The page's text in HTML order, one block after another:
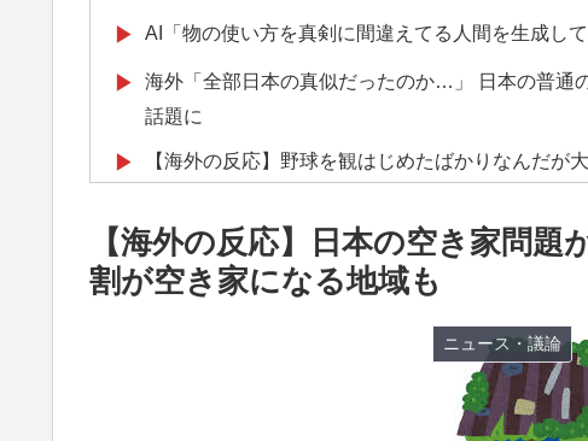
▶ AI「物の使い方を真剣に間違えてる人間を生成して
▶
海外「全部日本の真似だったのか…」 日本の普通
話題に
▶
【海外の反応】野球を観はじめたばかりなんだ
サイヤングも獲れると思うんだけどな」
▶ 海外「世界で日本を死守するぞ！」 日本の消防署
【スウェーデン-モロッコ】心配する理由はこれだ
【悲報】中川翔子(41)「Xはもう愚痴だらけだから
英国人「ようこそ」冨安健洋、クリスタルパレス
【海外の反応】日本の空き家問
割が空き家になる地域も
ニュース・議論